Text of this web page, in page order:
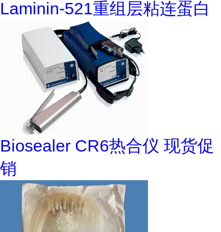
Laminin-521重组层粘连蛋白
Biosealer CR6热合仪 现货促
销